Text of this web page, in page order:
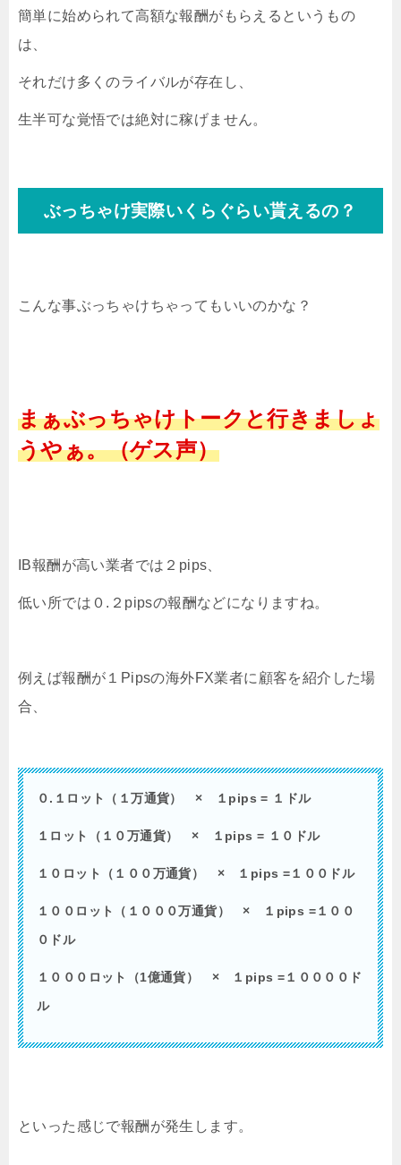
簡単に始められて高額な報酬がもらえるというもの
は、
それだけ多くのライバルが存在し、
生半可な覚悟では絶対に稼げません。
ぶっちゃけ実際いくらぐらい貰えるの？
こんな事ぶっちゃけちゃってもいいのかな？
まぁぶっちゃけトークと行きましょ
うやぁ。（ゲス声）
IB報酬が高い業者では２pips、
低い所では０.２pipsの報酬などになりますね。
例えば報酬が１Pipsの海外FX業者に顧客を紹介した場
合、
０.１ロット（１万通貨） × １pips = １ドル
１ロット（１０万通貨） × １pips = １０ドル
１０ロット（１００万通貨） × １pips =１００ドル
１００ロット（１０００万通貨） × １pips =１００
０ドル
１０００ロット（1億通貨） × １pips =１００００ド
ル
といった感じで報酬が発生します。